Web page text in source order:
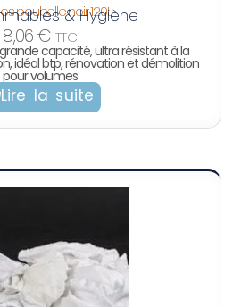
poubelle noir 120L
& Hygiène
8,06€ TTC
capacité, ultra résistant à la
idéal btp, rénovation et démolition
pour volumes
Lire la suite